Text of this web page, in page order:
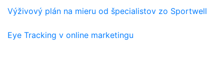
Výživový plán na mieru od špecialistov zo Sportwell
Eye Tracking v online marketingu